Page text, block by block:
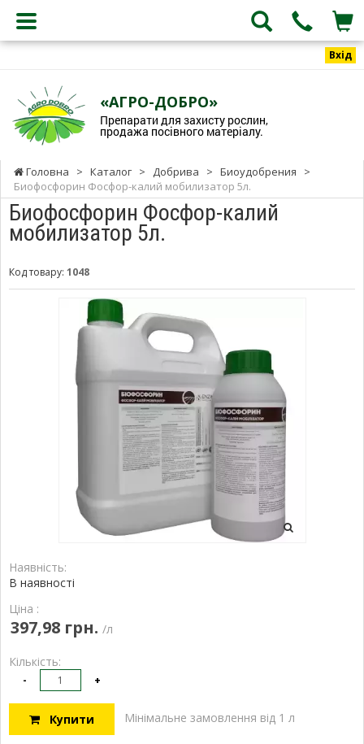
Вхід
«АГРО-ДОБРО»
Препарати для захисту рослин,
продажа посівного матеріалу.
Головна > Каталог > Добрива > Биоудобрения
>
Биофосфорин Фосфор-калий мобилизатор 5л.
Биофосфорин Фосфор-калий
мобилизатор 5л.
Код товару: 1048
Наявність:
В наявності
Ціна :
397,98 грн. /л
Кількість:
- +
Купити Мінімальне замовлення від 1 л